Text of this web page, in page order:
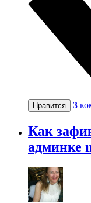
Нравится 3
Как
админке